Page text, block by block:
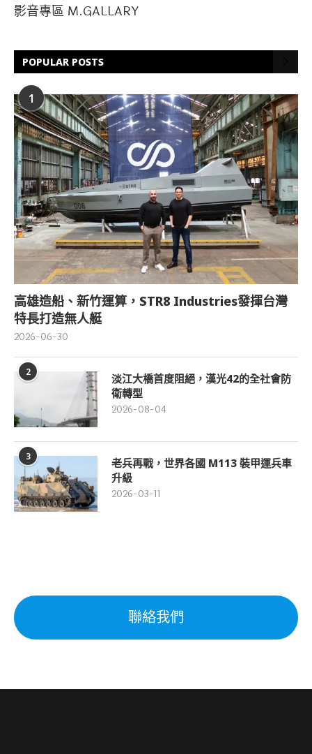
影音專區 M.GALLARY
POPULAR POSTS
1
高雄造船、新竹運算，STR8 Industries發揮台灣
特長打造無人艇
2026-06-30
2
淡江大橋首度阻絕，漢光42的全社會防
衛轉型
2026-08-04
3
老兵再戰，世界各國 M113 裝甲運兵車
升級
2026-03-11
聯絡我們